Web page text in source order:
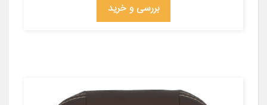
بررسی و خرید